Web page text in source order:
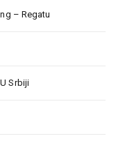
– Regatu
Srbiji